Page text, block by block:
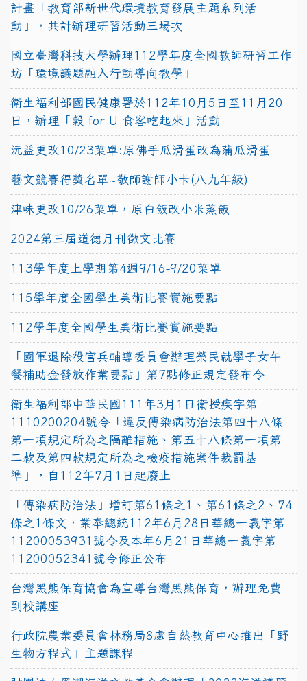
計畫「教育部新世代環境教育發展主題系列活
動」，共計辦理研習活動三場次
國立臺灣科技大學辦理112學年度全國教師研習工作
坊「環境議題融入行動導向教學」
衛生福利部國民健康署於112年10月5日至11月20
日，辦理「穀 for U 食客吃起來」活動
沅益更改10/23菜單:原佛手瓜滑蛋改為蒲瓜滑蛋
藝文競賽得獎名單~敬師謝師小卡(八九年級)
津味更改10/26菜單，原白飯改小米蒸飯
2024第三屆道德月刊徵文比賽
113學年度上學期第4週9/16-9/20菜單
115學年度全國學生美術比賽實施要點
112學年度全國學生美術比賽實施要點
「國軍退除役官兵輔導委員會辦理榮民就學子女午
餐補助金發放作業要點」第7點修正規定發布令
衛生福利部中華民國111年3月1日衛授疾字第
1110200204號令「違反傳染病防治法第四十八條
第一項規定所為之隔離措施、第五十八條第一項第
二款及第四款規定所為之檢疫措施案件裁罰基
準」，自112年7月1日起廢止
「傳染病防治法」增訂第61條之1、第61條之2、74
條之1條文，業奉總統112年6月28日華總一義字第
11200053931號令及本年6月21日華總一義字第
11200052341號令修正公布
台灣黑熊保育協會為宣導台灣黑熊保育，辦理免費
到校講座
行政院農業委員會林務局8處自然教育中心推出「野
生物方程式」主題課程